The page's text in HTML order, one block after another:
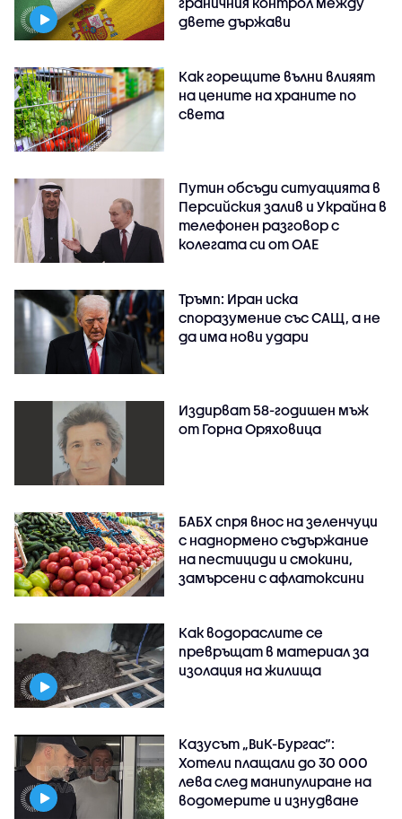
двете държави
Как горещите вълни влияят
на цените на храните по
света
Путин обсъди ситуацията в
Персийския залив и Украйна в
телефонен разговор с
колегата си от ОАЕ
Тръмп: Иран иска
споразумение със САЩ, а не
да има нови удари
Издирват 58-годишен мъж
от Горна Оряховица
БАБХ спря внос на зеленчуци
с наднормено съдържание
на пестициди и смокини,
замърсени с афлатоксини
Как водораслите се
превръщат в материал за
изолация на жилища
Казусът „ВиК-Бургас“:
Хотели плащали до 30 000
лева след манипулиране на
водомерите и изнудване